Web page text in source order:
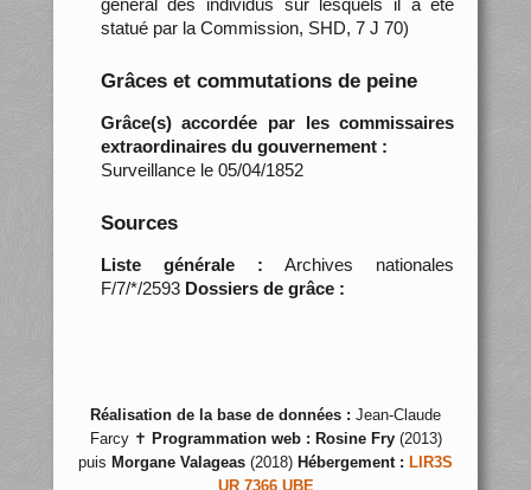
statué par la Commission, SHD, 7 J 70)
Grâces et commutations de peine
Grâce(s) accordée par les commissaires
extraordinaires du gouvernement :
Surveillance le 05/04/1852
Sources
Liste générale : Archives nationales
F/7/*/2593 Dossiers de grâce :
Réalisation de la base de données : Jean-Claude
Farcy ✝ Programmation web : Rosine Fry(2013)
puis Morgane Valageas (2018) Hébergement : LIR3S
UR 7366 UBE